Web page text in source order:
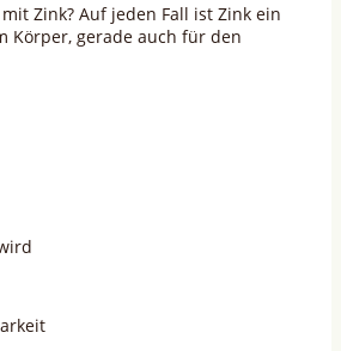
Zink? Auf jeden Fall ist Zink ein
Körper, gerade auch für den